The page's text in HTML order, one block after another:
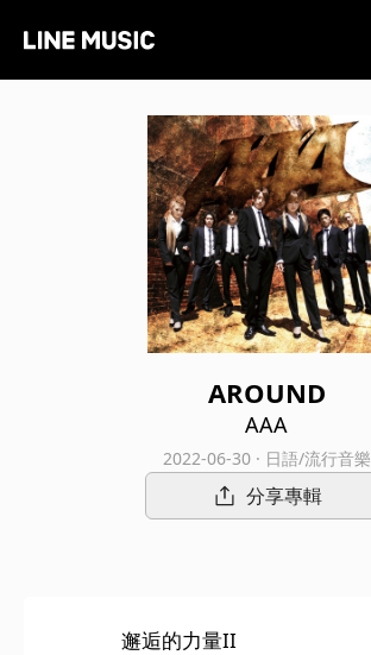
AROUND
AAA
2022-06-30 · 日語/流行音樂
分享專輯
邂逅的力量II